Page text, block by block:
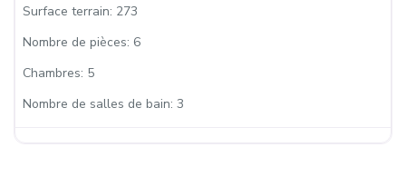
Surface terrain: 273
Nombre de pièces: 6
Chambres: 5
Nombre de salles de bain: 3